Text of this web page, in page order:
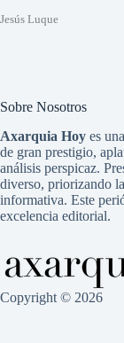
Jesús Luque
Sobre Nosotros
Axarquia Hoy es
de gran prestigio,
análisis perspicaz.
diverso, priorizando
informativa. Este
excelencia editorial.
Copyright © 2026